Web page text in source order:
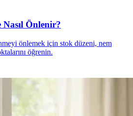
Nasıl Önlenir?
önlemek için stok düzeni, nem
öğrenin.